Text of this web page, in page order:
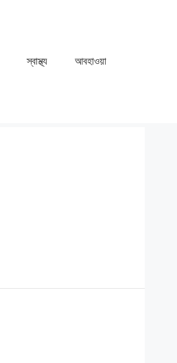
⁠⁠স্বাস্থ্য ⁠⁠আবহাওয়া